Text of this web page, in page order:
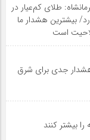
طلای کم‌عیار در
بیشترین هشدار ما
است
هشدار جدی برای شرق
بیشتر کنند